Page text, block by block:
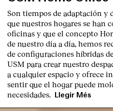
Son tiempos de adaptación y
que nuestros hogares se han
oficinas y que el concepto
de nuestro día a día, hemos
de configuraciones híbridas
USM para crear nuestro
a cualquier espacio y ofrece
sentir que el hogar puede
necesidades.
Llegir Més